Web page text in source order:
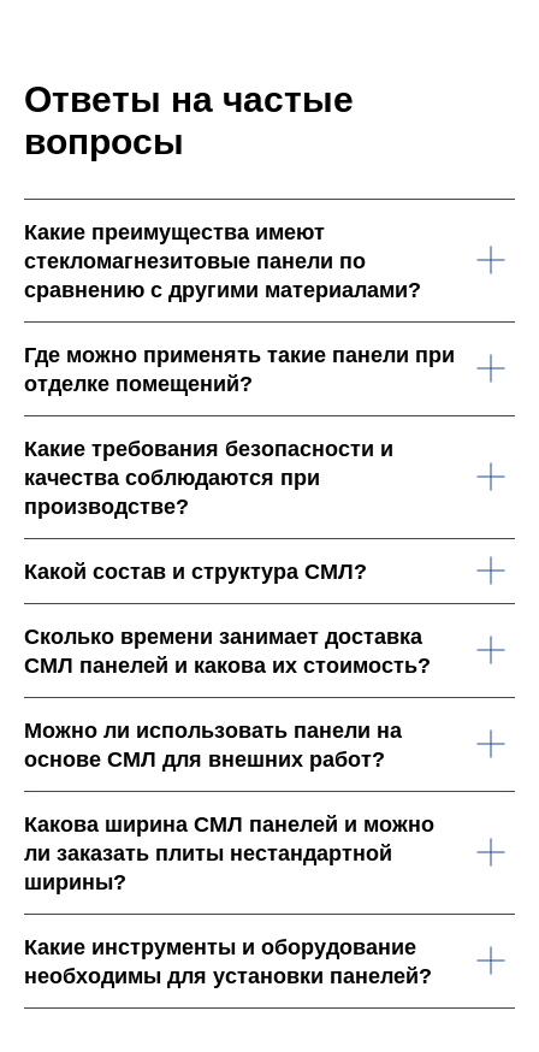
Ответы на частые
вопросы
Какие преимущества имеют
стекломагнезитовые панели по
сравнению с другими материалами?
Где можно применять такие панели при
отделке помещений?
Какие требования безопасности и
качества соблюдаются при
производстве?
Какой состав и структура СМЛ?
Сколько времени занимает доставка
СМЛ панелей и какова их стоимость?
Можно ли использовать панели на
основе СМЛ для внешних работ?
Какова ширина СМЛ панелей и можно
ли заказать плиты нестандартной
ширины?
Какие инструменты и оборудование
необходимы для установки панелей?